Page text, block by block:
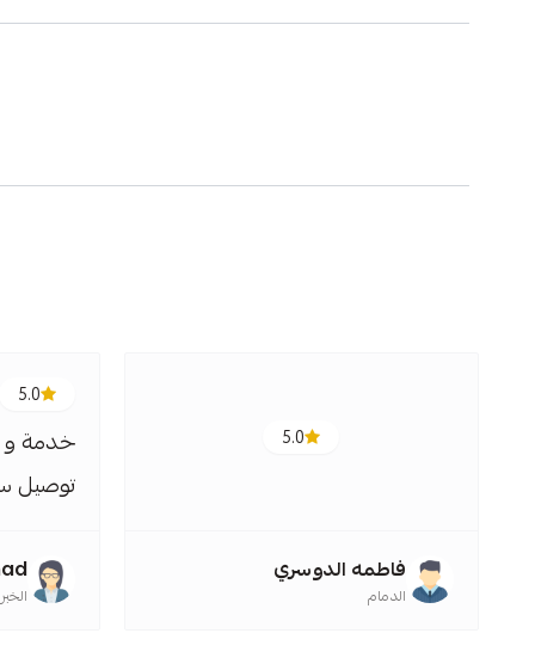
5.0
فاطمه الدوسري
الدمام
5.0
خدمة و
توصيل
الخبر